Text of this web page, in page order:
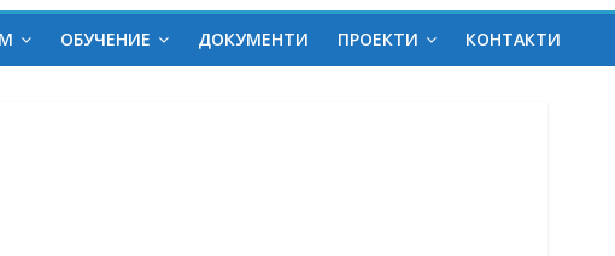
ОБУЧЕНИЕ ДОКУМЕНТИ ПРОЕКТИ КОНТАКТИ